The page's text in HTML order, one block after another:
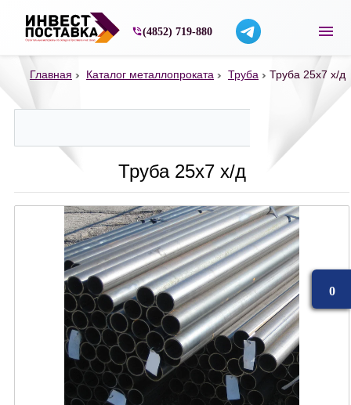
Строительные материалы со склада в
(4852) 719-880
Главная Каталог металлопроката Труба Труба 25х7 х/д
Труба 25х7 х/д
0